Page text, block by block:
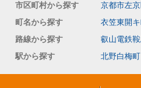
市区町村から探す 京都市左
町名から探す
衣笠東開
路線から探す
叡山電鉄
駅から探す
北野白梅町